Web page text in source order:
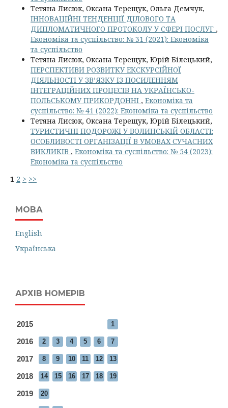
Тетяна Лисюк, Оксана Терещук, Ольга Демчук,
ІННОВАЦІЙНІ ТЕНДЕНЦІЇ ДІЛОВОГО ТА
ДИПЛОМАТИЧНОГО ПРОТОКОЛУ У СФЕРІ ПОСЛУГ ,
Економіка та суспільство: № 31 (2021): Економіка
та суспільство
Тетяна Лисюк, Оксана Терещук, Юрій Білецький,
ПЕРСПЕКТИВИ РОЗВИТКУ ЕКСКУРСІЙНОЇ
ДІЯЛЬНОСТІ У ЗВ’ЯЗКУ ІЗ ПОСИЛЕННЯМ
ІНТЕГРАЦІЙНИХ ПРОЦЕСІВ НА УКРАЇНСЬКО-
ПОЛЬСЬКОМУ ПРИКОРДОННІ , Економіка та
суспільство: № 41 (2022): Економіка та суспільство
Тетяна Лисюк, Оксана Терещук, Юрій Білецький,
ТУРИСТИЧНІ ПОДОРОЖІ У ВОЛИНСЬКІЙ ОБЛАСТІ:
ОСОБЛИВОСТІ ОРГАНІЗАЦІЇ В УМОВАХ СУЧАСНИХ
ВИКЛИКІВ , Економіка та суспільство: № 54 (2023):
Економіка та суспільство
1 2 > >>
МОВА
English
Українська
АРХІВ НОМЕРІВ
2015 1
2016 2 3 4 5 6 7
2017 8 9 10 11 12 13
2018 14 15 16 17 18 19
2019 20